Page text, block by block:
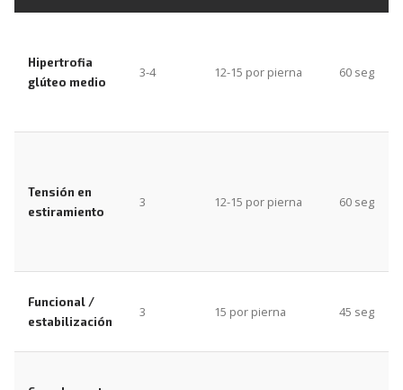
Hipertrofia
glúteo medio
3-4 12-15 por pierna 60 seg
Tensión en
estiramiento
3 12-15 por pierna 60 seg
Funcional /
estabilización
3 15 por pierna 45 seg